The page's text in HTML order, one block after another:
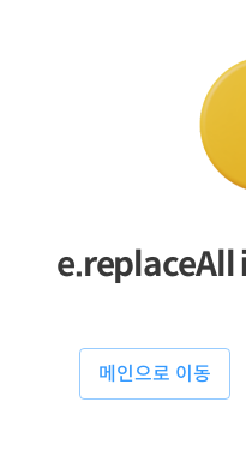
e.replaceAll
메인으로 이동